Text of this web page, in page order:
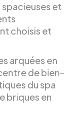
spacieuses et
choisis et
arquées en
de bien-
du spa
briques en